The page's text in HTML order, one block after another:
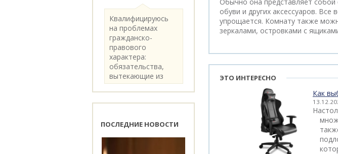
обуви и других аксессуаров.
упрощается. Комнату также
зеркалами, островками с
ЭТО ИНТЕРЕСНО
Как
Квалифицируюсь
на проблемах
гражданско-
правового
характера:
обязательства,
вытекающие из
категории..
ПОСЛЕДНИЕ НОВОСТИ